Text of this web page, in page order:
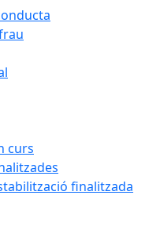
curs
finalitzada